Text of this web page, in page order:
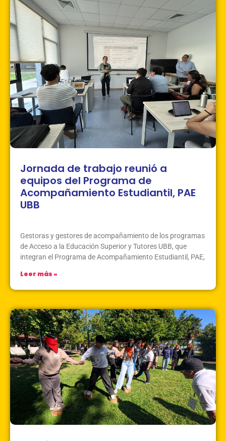
Jornada de trabajo reunió a
equipos del Programa de
Acompañamiento Estudiantil, PAE
UBB
Gestoras y gestores de acompañamiento de los programas
de Acceso a la Educación Superior y Tutores UBB, que
integran el Programa de Acompañamiento Estudiantil, PAE,
Leer más »